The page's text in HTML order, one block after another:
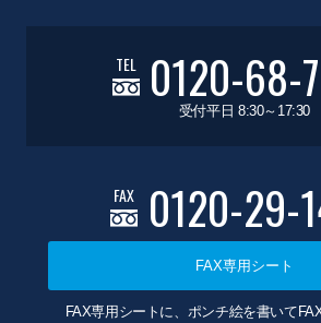
TEL 0120-68-
受付平日 8:30～17:30
FAX 0120-29-
FAX専用シート
FAX専用シートに、ポンチ絵を書いて